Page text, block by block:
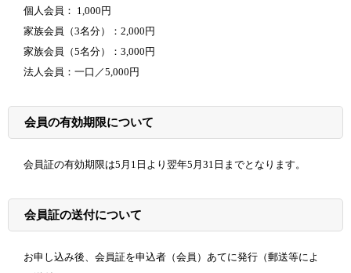
個人会員： 1,000円
家族会員（3名分）：2,000円
家族会員（5名分）：3,000円
法人会員：一口／5,000円
会員の有効期限について
会員証の有効期限は5月1日より翌年5月31日までとなります。
会員証の送付について
お申し込み後、会員証を申込者（会員）あてに発行（郵送等によ